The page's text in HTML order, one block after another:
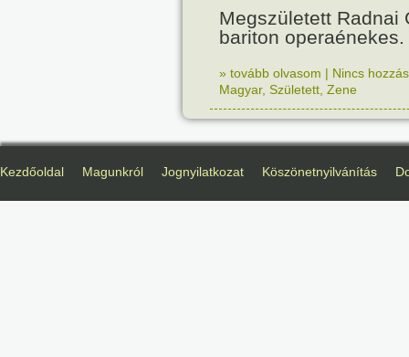
Megszületett Radnai
bariton operaénekes.
» tovább olvasom | Nincs
Magyar, Született Zene
Kezdőoldal Magunkról Jognyilatkozat Köszönetnyilvánítás